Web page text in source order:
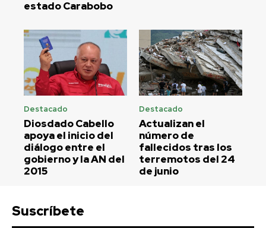
estado Carabobo
Destacado
Diosdado Cabello
apoya el inicio del
diálogo entre el
gobierno y la AN del
2015
Destacado
Actualizan el
número de
fallecidos tras los
terremotos del 24
de junio
Suscríbete